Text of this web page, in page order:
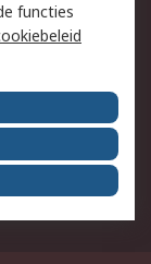
RS
functies